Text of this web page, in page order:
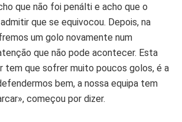
que não foi penálti e acho que o
que se equivocou. Depois, na
um golo novamente num
que não pode acontecer. Esta
tem que sofrer muito poucos golos, é a
bem, a nossa equipa tem
começou por dizer.